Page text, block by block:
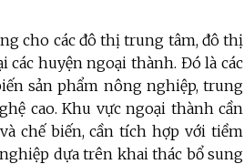
cho các đô thị trung tâm, đô thị
huyện ngoại thành. Đó là các
sản phẩm nông nghiệp, trung
cao. Khu vực ngoại thành cần
chế biến, cần tích hợp với tiềm
dựa trên khai thác bổ sung